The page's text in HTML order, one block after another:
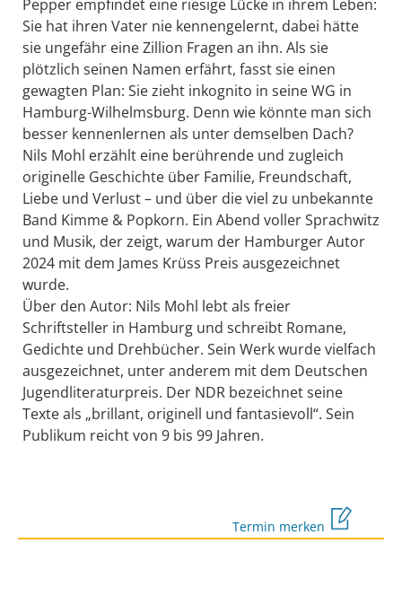
Pepper empfindet eine riesige Lücke in ihrem Leben:
Sie hat ihren Vater nie kennengelernt, dabei hätte
sie ungefähr eine Zillion Fragen an ihn. Als sie
plötzlich seinen Namen erfährt, fasst sie einen
gewagten Plan: Sie zieht inkognito in seine WG in
Hamburg-Wilhelmsburg. Denn wie könnte man sich
besser kennenlernen als unter demselben Dach?
Nils Mohl erzählt eine berührende und zugleich
originelle Geschichte über Familie, Freundschaft,
Liebe und Verlust – und über die viel zu unbekannte
Band Kimme & Popkorn. Ein Abend voller Sprachwitz
und Musik, der zeigt, warum der Hamburger Autor
2024 mit dem James Krüss Preis ausgezeichnet
wurde.
Über den Autor: Nils Mohl lebt als freier
Schriftsteller in Hamburg und schreibt Romane,
Gedichte und Drehbücher. Sein Werk wurde vielfach
ausgezeichnet, unter anderem mit dem Deutschen
Jugendliteraturpreis. Der NDR bezeichnet seine
Texte als „brillant, originell und fantasievoll“. Sein
Publikum reicht von 9 bis 99 Jahren.
Termin merken